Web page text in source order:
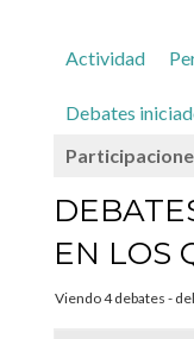
Actividad
Debates
EN LOS
Viendo 4 debates -